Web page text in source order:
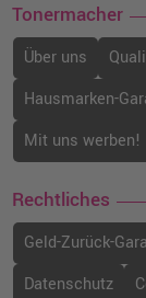
Tonermacher
Über uns
Hausmarken-
Mit uns werben!
Rechtliches
Geld-Zurück-
Datenschutz